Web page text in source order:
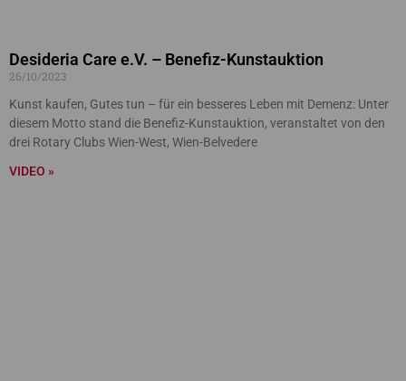
Desideria Care e.V. – Benefiz-Kunstauktion
26/10/2023
Kunst kaufen, Gutes tun – für ein besseres Leben mit Demenz: Unter
diesem Motto stand die Benefiz-Kunstauktion, veranstaltet von den
drei Rotary Clubs Wien-West, Wien-Belvedere
VIDEO »